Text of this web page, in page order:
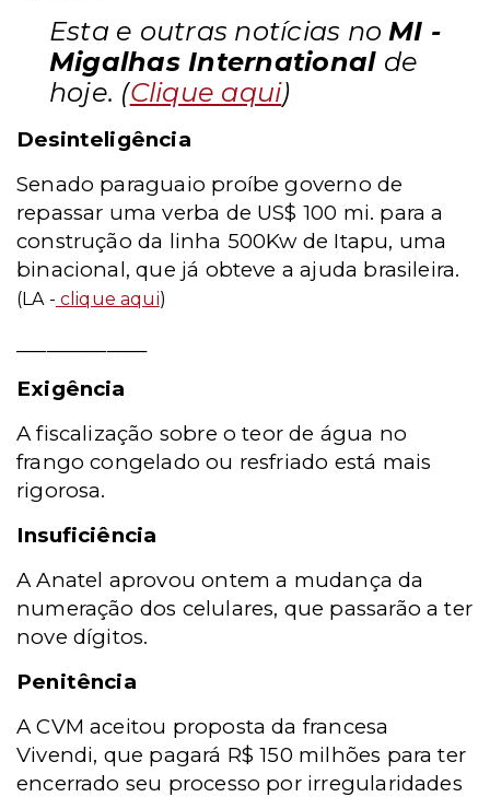
Esta e outras notícias noMI -
Migalhas International de
hoje. (Clique aqui)
Desinteligência
Senado paraguaio proíbe governo de
repassar uma verba de US$ 100 mi. para a
construção da linha 500Kw de Itapu, uma
binacional, que já obteve a ajuda brasileira.
(LA - clique aqui)
Exigência
A fiscalização sobre o teor de água no
frango congelado ou resfriado está mais
rigorosa.
Insuficiência
A Anatel aprovou ontem a mudança da
numeração dos celulares, que passarão a ter
nove dígitos.
Penitência
A CVM aceitou proposta da francesa
Vivendi, que pagará R$ 150 milhões para ter
encerrado seu processo por irregularidades